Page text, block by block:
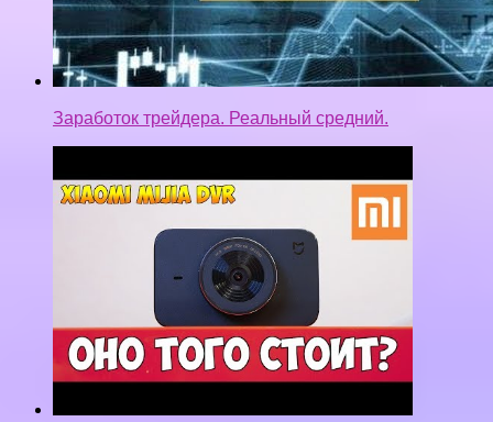
НОВЫЙ FULL HD ВИДЕОРЕГИСТРАТОР XIAOMI
MIJIA DVR ИЗ КИТАЯ